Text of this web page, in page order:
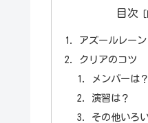
目次
アズールレー
クリアのコツ
メンバーは？
演習は？
その他いろ